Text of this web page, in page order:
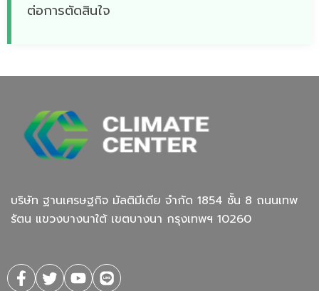
ต่อการตัดสินใจ
บริษัท ฐานเศรษฐกิจ มัลติมีเดีย จํากัด 1854 ชั้น 8 ถนนเทพ
รัตน แขวงบางนาใต้ เขตบางนา กรุงเทพฯ 10260